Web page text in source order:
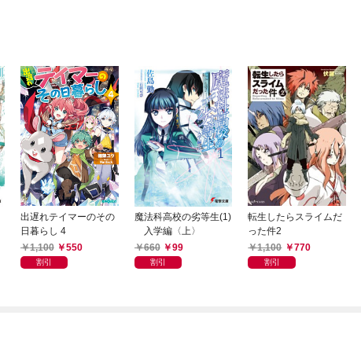
出遅れテイマーのその
日暮らし 4
1,100
550
割引
魔法科高校の劣等生(1)
入学編〈上〉
660
99
割引
転生したらスライムだ
った件2
1,100
770
割引